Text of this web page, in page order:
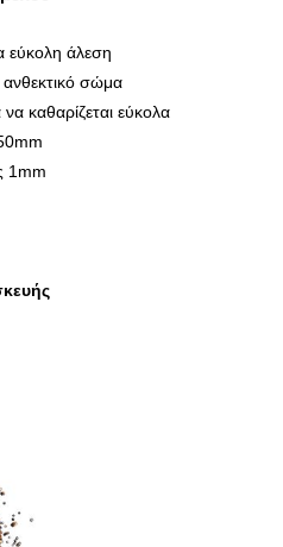
εύκολη άλεση
ανθεκτικό σώμα
καθαρίζεται εύκολα
1mm